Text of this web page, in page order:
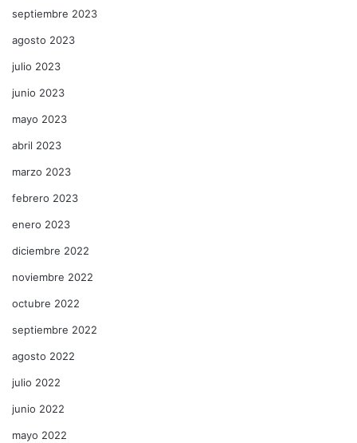
septiembre 2023
agosto 2023
julio 2023
junio 2023
mayo 2023
abril 2023
marzo 2023
febrero 2023
enero 2023
diciembre 2022
noviembre 2022
octubre 2022
septiembre 2022
agosto 2022
julio 2022
junio 2022
mayo 2022